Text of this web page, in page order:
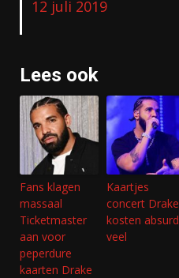
12 juli 2019
Lees ook
Fans klagen
massaal
Ticketmaster
aan voor
peperdure
kaarten Drake
Kaartjes
concert Drake
kosten absurd
veel